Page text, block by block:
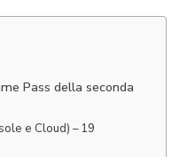
Pass della seconda
e Cloud) – 19